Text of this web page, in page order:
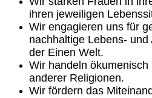
ihren jeweiligen
Wir engagieren uns für
nachhaltige Lebens-
der Einen Welt.
Wir handeln
anderer Religionen.
Wir fördern das